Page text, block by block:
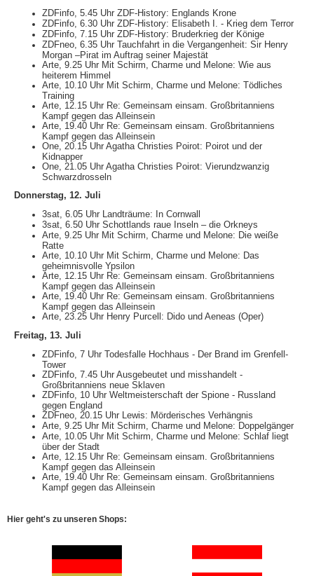
ZDFinfo, 5.45 Uhr ZDF-History: Englands Krone
ZDFinfo, 6.30 Uhr ZDF-History: Elisabeth I. - Krieg dem Terror
ZDFinfo, 7.15 Uhr ZDF-History: Bruderkrieg der Könige
ZDFneo, 6.35 Uhr Tauchfahrt in die Vergangenheit: Sir Henry
Morgan –Pirat im Auftrag seiner Majestät
Arte, 9.25 Uhr Mit Schirm, Charme und Melone: Wie aus
heiterem Himmel
Arte, 10.10 Uhr Mit Schirm, Charme und Melone: Tödliches
Training
Arte, 12.15 Uhr Re: Gemeinsam einsam. Großbritanniens
Kampf gegen das Alleinsein
Arte, 19.40 Uhr Re: Gemeinsam einsam. Großbritanniens
Kampf gegen das Alleinsein
One, 20.15 Uhr Agatha Christies Poirot: Poirot und der
Kidnapper
One, 21.05 Uhr Agatha Christies Poirot: Vierundzwanzig
Schwarzdrosseln
Donnerstag, 12. Juli
3sat, 6.05 Uhr Landträume: In Cornwall
3sat, 6.50 Uhr Schottlands raue Inseln – die Orkneys
Arte, 9.25 Uhr Mit Schirm, Charme und Melone: Die weiße
Ratte
Arte, 10.10 Uhr Mit Schirm, Charme und Melone: Das
geheimnisvolle Ypsilon
Arte, 12.15 Uhr Re: Gemeinsam einsam. Großbritanniens
Kampf gegen das Alleinsein
Arte, 19.40 Uhr Re: Gemeinsam einsam. Großbritanniens
Kampf gegen das Alleinsein
Arte, 23.25 Uhr Henry Purcell: Dido und Aeneas (Oper)
Freitag, 13. Juli
ZDFinfo, 7 Uhr Todesfalle Hochhaus - Der Brand im Grenfell-
Tower
ZDFinfo, 7.45 Uhr Ausgebeutet und misshandelt -
Großbritanniens neue Sklaven
ZDFinfo, 10 Uhr Weltmeisterschaft der Spione - Russland
gegen England
ZDFneo, 20.15 Uhr Lewis: Mörderisches Verhängnis
Arte, 9.25 Uhr Mit Schirm, Charme und Melone: Doppelgänger
Arte, 10.05 Uhr Mit Schirm, Charme und Melone: Schlaf liegt
über der Stadt
Arte, 12.15 Uhr Re: Gemeinsam einsam. Großbritanniens
Kampf gegen das Alleinsein
Arte, 19.40 Uhr Re: Gemeinsam einsam. Großbritanniens
Kampf gegen das Alleinsein
Hier geht's zu unseren Shops: